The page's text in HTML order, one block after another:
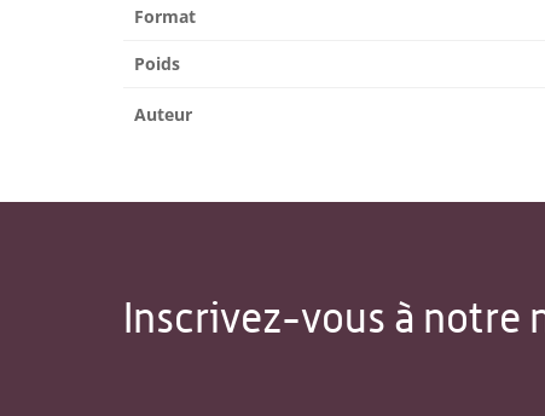
Format
Poids
Auteur
Inscrivez-vous à notre